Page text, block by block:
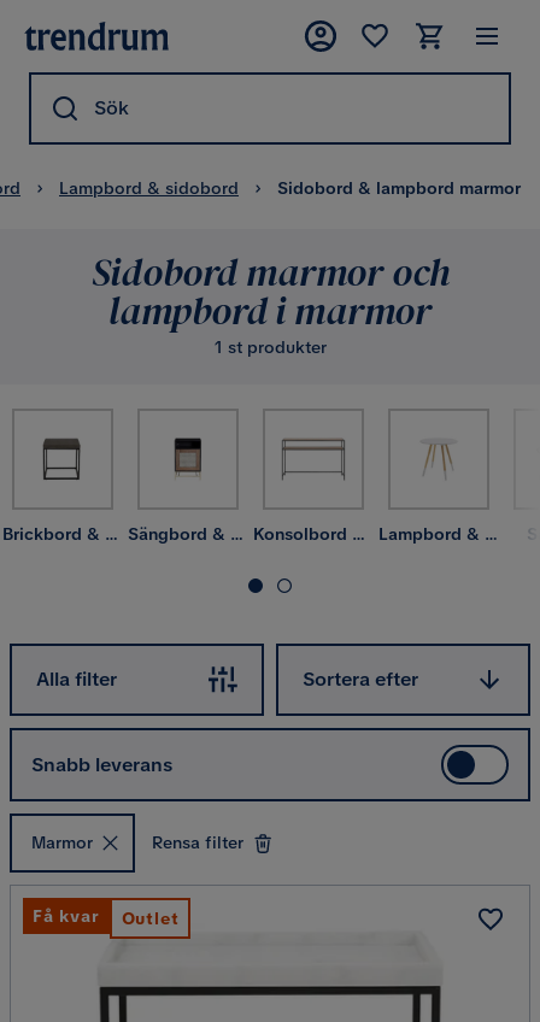
Sök
Lampbord & sidobord Sidobord & lampbord marmor
Sidobord marmor och
lampbord i marmor
1 st produkter
Brickbord & småbord Sängbord & nattduksbord Konsolbord & hallbord Lampbord & sidobord
Alla filter
Sortera efter
Snabb leverans
Marmor Rensa filter
Få kvar Outlet